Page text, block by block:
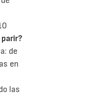
de
en
las